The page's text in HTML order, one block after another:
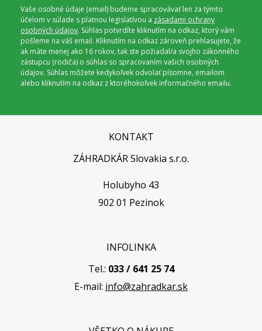
Vaše osobné údaje (email) budeme spracovávať len za týmto
účelom v súlade s platnou legislatívou a zásadami ochrany
osobných údajov. Súhlas potvrdíte kliknutím na odkaz, ktorý vám
pošleme na váš email. Kliknutím na odkaz zároveň prehlasujete, že
ak máte menej ako 16 rokov, tak ste požiadal/a svojho zákonného
zástupcu (rodiča) o súhlas so spracovaním vašich osobných
údajov. Súhlas môžete kedykoľvek odvolať písomne, emailom
alebo kliknutím na odkaz z ktoréhokoľvek informačného emailu.
KONTAKT
ZÁHRADKÁR Slovakia s.r.o.
Holubyho 43
902 01 Pezinok
INFOLINKA
Tel.: 033 / 641 25 74
E-mail: info@zahradkar.sk